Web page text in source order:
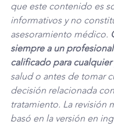
que este contenido es
informativos y no
asesoramiento médico.
siempre a un
calificado para
salud o antes de tomar
decisión relacionada
tratamiento. La revisión
basó en la versión en